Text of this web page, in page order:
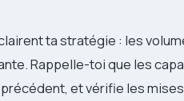
ta stratégie : les
Rappelle-toi que les
et vérifie les mises